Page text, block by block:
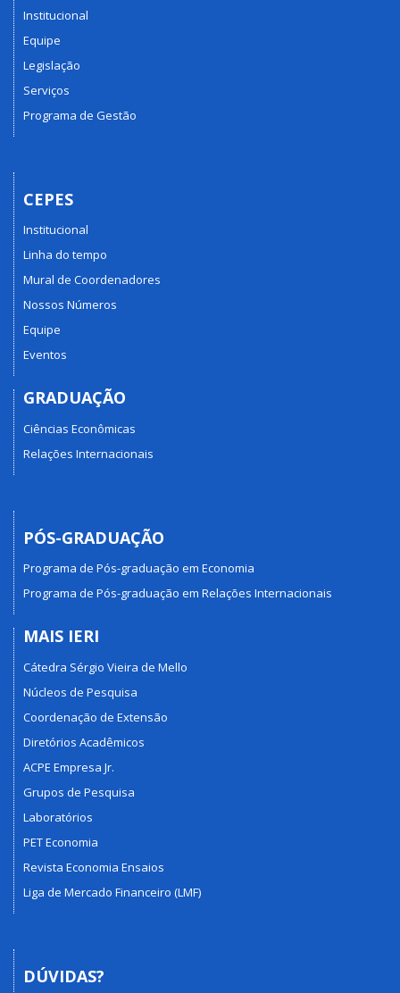
Institucional
Equipe
Legislação
Serviços
Programa de Gestão
CEPES
Institucional
Linha do tempo
Mural de Coordenadores
Nossos Números
Equipe
Eventos
GRADUAÇÃO
Ciências Econômicas
Relações Internacionais
PÓS-GRADUAÇÃO
Programa de Pós-graduação em Economia
Programa de Pós-graduação em Relações Internacionais
MAIS IERI
Cátedra Sérgio Vieira de Mello
Núcleos de Pesquisa
Coordenação de Extensão
Diretórios Acadêmicos
ACPE Empresa Jr.
Grupos de Pesquisa
Laboratórios
PET Economia
Revista Economia Ensaios
Liga de Mercado Financeiro (LMF)
DÚVIDAS?